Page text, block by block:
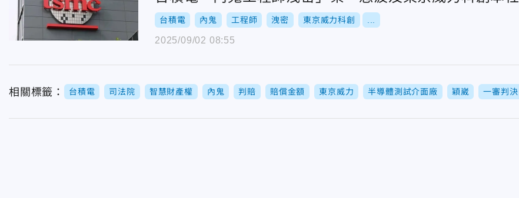
台積電 內鬼 工程師 洩密 東京威力科創
2025/09/02 08:55
相關標籤： 台積電 司法院 智慧財產權 內鬼 判賠 賠償金額 東京威力 半導體測試介面廠 穎崴 一審判決